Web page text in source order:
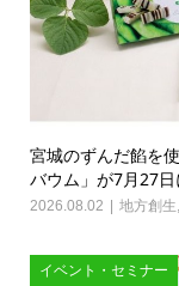
宮城のずんだ餡を
バウム」が7月27
2026.08.02 地方創生,
イベント・セミナー